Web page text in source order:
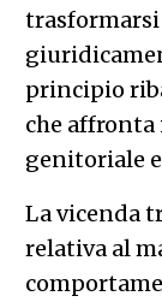
principio
che
genitoriale
La vicenda
relativa al